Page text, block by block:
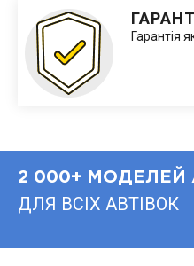
Гарантія
2 000+
ДЛЯ ВСІХ АВТІВОК